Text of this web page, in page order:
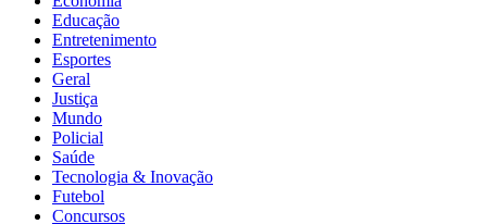
Educação
Entretenimento
Esportes
Geral
Justiça
Mundo
Policial
Saúde
Tecnologia & Inovação
Futebol
Concursos